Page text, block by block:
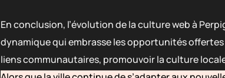
En conclusion, l’évolution de la culture web à
dynamique qui embrasse les opportunités
liens communautaires, promouvoir la culture